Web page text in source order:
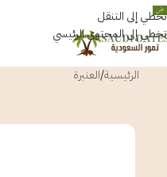
تخطي إلى التنقل
تخطي إلى المحتوى الرئيسي
العربية
الرئيسية/العنبرة